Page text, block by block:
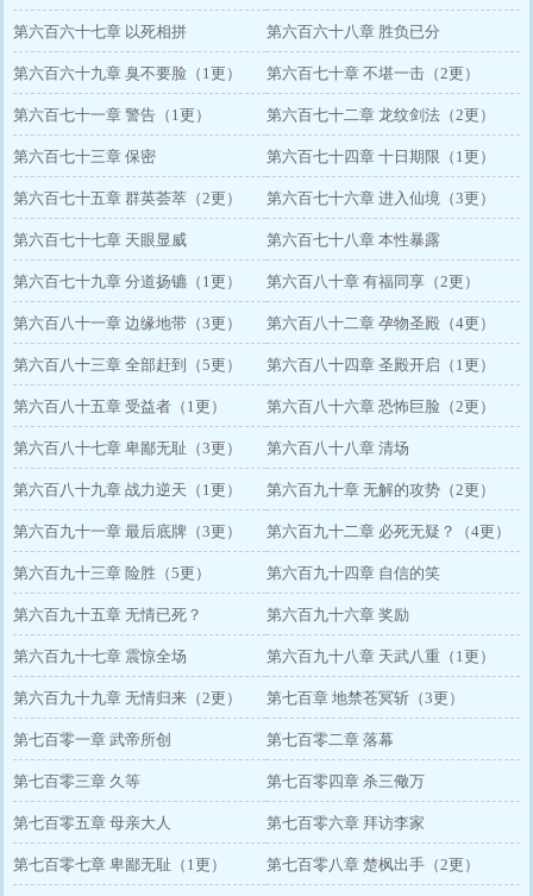
第六百六十七章 以死相拼 第六百六十八章 胜负已分
第六百六十九章 臭不要脸（1更） 第六百七十章 不堪一击（2更）
第六百七十一章 警告（1更） 第六百七十二章 龙纹剑法（2更）
第六百七十三章 保密 第六百七十四章 十日期限（1更）
第六百七十五章 群英荟萃（2更） 第六百七十六章 进入仙境（3更）
第六百七十七章 天眼显威 第六百七十八章 本性暴露
第六百七十九章 分道扬镳（1更） 第六百八十章 有福同享（2更）
第六百八十一章 边缘地带（3更） 第六百八十二章 孕物圣殿（4更）
第六百八十三章 全部赶到（5更） 第六百八十四章 圣殿开启（1更）
第六百八十五章 受益者（1更） 第六百八十六章 恐怖巨脸（2更）
第六百八十七章 卑鄙无耻（3更） 第六百八十八章 清场
第六百八十九章 战力逆天（1更） 第六百九十章 无解的攻势（2更）
第六百九十一章 最后底牌（3更） 第六百九十二章 必死无疑？（4更）
第六百九十三章 险胜（5更） 第六百九十四章 自信的笑
第六百九十五章 无情已死？ 第六百九十六章 奖励
第六百九十七章 震惊全场 第六百九十八章 天武八重（1更）
第六百九十九章 无情归来（2更） 第七百章 地禁苍冥斩（3更）
第七百零一章 武帝所创 第七百零二章 落幕
第七百零三章 久等 第七百零四章 杀三儆万
第七百零五章 母亲大人 第七百零六章 拜访李家
第七百零七章 卑鄙无耻（1更） 第七百零八章 楚枫出手（2更）